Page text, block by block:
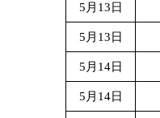
5月13日
5月13日
5月14日
5月14日